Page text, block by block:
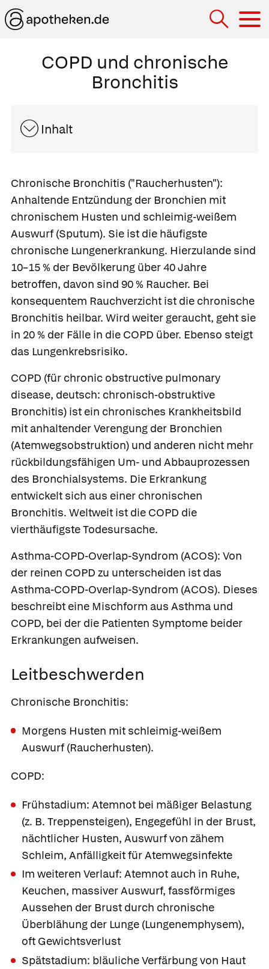
COPD und chronische
Bronchitis
Inhalt
Chronische Bronchitis ("Raucherhusten"):
Anhaltende Entzündung der Bronchien mit
chronischem Husten und schleimig-weißem
Auswurf (Sputum). Sie ist die häufigste
chronische Lungenerkrankung. Hierzulande sind
10–15 % der Bevölkerung über 40 Jahre
betroffen, davon sind 90 % Raucher. Bei
konsequentem Rauchverzicht ist die chronische
Bronchitis heilbar. Wird weiter geraucht, geht sie
in 20 % der Fälle in die COPD über. Ebenso steigt
das Lungenkrebsrisiko.
COPD (für chronic obstructive pulmonary
disease, deutsch: chronisch-obstruktive
Bronchitis) ist ein chronisches Krankheitsbild
mit anhaltender Verengung der Bronchien
(Atemwegsobstruktion) und anderen nicht mehr
rückbildungsfähigen Um- und Abbauprozessen
des Bronchialsystems. Die Erkrankung
entwickelt sich aus einer chronischen
Bronchitis. Weltweit ist die COPD die
vierthäufigste Todesursache.
Asthma-COPD-Overlap-Syndrom (ACOS): Von
der reinen COPD zu unterscheiden ist das
Asthma-COPD-Overlap-Syndrom (ACOS). Dieses
beschreibt eine Mischform aus Asthma und
COPD, bei der die Patienten Symptome beider
Erkrankungen aufweisen.
Leitbeschwerden
Chronische Bronchitis:
Morgens Husten mit schleimig-weißem
Auswurf (Raucherhusten).
COPD:
Frühstadium: Atemnot bei mäßiger Belastung
(z. B. Treppensteigen), Engegefühl in der Brust,
nächtlicher Husten, Auswurf von zähem
Schleim, Anfälligkeit für Atemwegsinfekte
Im weiteren Verlauf: Atemnot auch in Ruhe,
Keuchen, massiver Auswurf, fassförmiges
Aussehen der Brust durch chronische
Überblähung der Lunge (Lungenemphysem),
oft Gewichtsverlust
Spätstadium: bläuliche Verfärbung von Haut